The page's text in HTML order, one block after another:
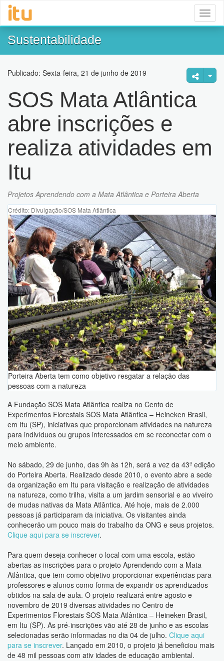
Sustentabilidade
Publicado: Sexta-feira, 21 de junho de 2019
SOS Mata Atlântica
abre inscrições e
realiza atividades em
Itu
Projetos Aprendendo com a Mata Atlântica e Porteira Aberta
Crédito: Divulgação/SOS Mata Atlântica
Porteira Aberta tem como objetivo resgatar a relação das
pessoas com a natureza
A Fundação SOS Mata Atlântica realiza no Cento de
Experimentos Florestais SOS Mata Atlântica – Heineken Brasil,
em Itu (SP), iniciativas que proporcionam atividades na natureza
para indivíduos ou grupos interessados em se reconectar com o
meio ambiente.
No sábado, 29 de junho, das 9h às 12h, será a vez da 43ª edição
do Porteira Aberta. Realizado desde 2010, o evento abre a sede
da organização em Itu para visitação e realização de atividades
na natureza, como trilha, visita a um jardim sensorial e ao viveiro
de mudas nativas da Mata Atlântica. Até hoje, mais de 2.000
pessoas já participaram da iniciativa. Os visitantes ainda
conhecerão um pouco mais do trabalho da ONG e seus projetos.
Clique aqui para se inscrever.
Para quem deseja conhecer o local com uma escola, estão
abertas as inscrições para o projeto Aprendendo com a Mata
Atlântica, que tem como objetivo proporcionar experiências para
professores e alunos como forma de expandir os aprendizados
obtidos na sala de aula. O projeto realizará entre agosto e
novembro de 2019 diversas atividades no Centro de
Experimentos Florestais SOS Mata Atlântica – Heineken Brasil,
em Itu (SP). As pré-inscrições vão até 28 de junho e as escolas
selecionadas serão informadas no dia 04 de julho. Clique aqui
para se inscrever. Lançado em 2010, o projeto já beneficiou mais
de 48 mil pessoas com ativ idades de educação ambiental.